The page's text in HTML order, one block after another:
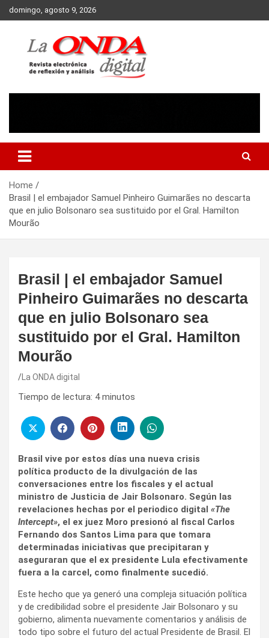
Skip
to
domingo, agosto 9, 2026
Home
Brasil | el embajador Samuel Pinheiro Guimarães no descarta
que en julio Bolsonaro sea sustituido por el Gral. Hamilton
Mourão
Brasil | el embajador Samuel
Pinheiro Guimarães no descarta
que en julio Bolsonaro sea
sustituido por el Gral. Hamilton
Mourão
La ONDA digital
Tiempo de lectura: 4 minutos
Brasil vive por estos días una nueva crisis
política producto de la divulgación de las
conversaciones entre los fiscales y el actual
ministro de Justicia de Jair Bolsonaro. Según las
revelaciones hechas por el periodico digital «The
Intercept», el ex juez Moro presionó al fiscal Carlos
Fernando dos Santos Lima para que tomara
determinadas iniciativas que precipitaran y
aseguraran que el ex presidente Lula efectivamente
fuera a la carcel, como finalmente sucedió.
Este hecho que ya generó una compleja situación política
y de credibilidad sobre el presidente Jair Bolsonaro y su
gobierno, alimenta nuevamente comentarios y análisis de
todo tipo sobre el futuro del actual Presidente de Brasil. El